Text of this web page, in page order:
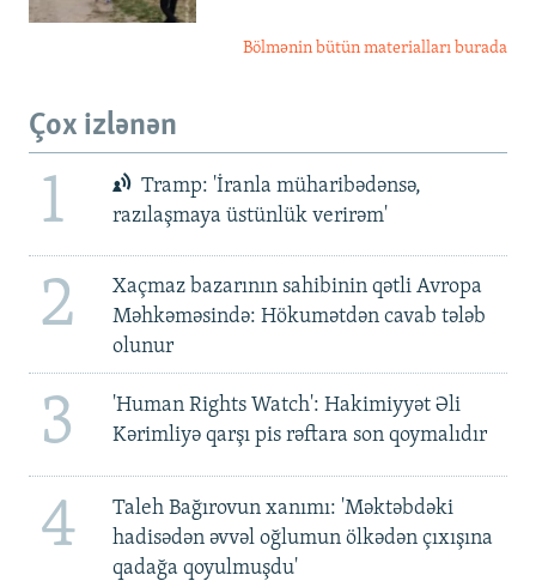
Bölmənin bütün materialları burada
Çox izlənən
1
Tramp: 'İranla müharibədənsə,
razılaşmaya üstünlük verirəm'
2
Xaçmaz bazarının sahibinin qətli Avropa
Məhkəməsində: Hökumətdən cavab tələb
olunur
3
'Human Rights Watch': Hakimiyyət Əli
Kərimliyə qarşı pis rəftara son qoymalıdır
4
Taleh Bağırovun xanımı: 'Məktəbdəki
hadisədən əvvəl oğlumun ölkədən çıxışına
qadağa qoyulmuşdu'